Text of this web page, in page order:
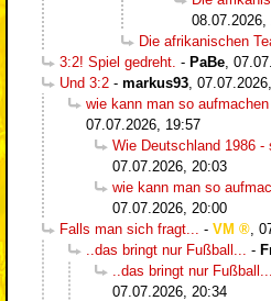
08.07.2026,
Die afrikanischen
3:2! Spiel gedreht. - PaBe
Und 3:2 - markus93
wie kann man so
07.07.2026, 19:57
Wie Deutschland 1986 -
07.07.2026, 20:03
wie kann man so
07.07.2026, 20:00
Falls man sich fragt...
- VM
..das bringt nur Fußball...
-
..das bringt nur
07.07.2026, 20:34